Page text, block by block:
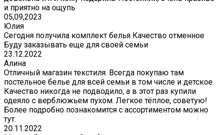
и приятно на ощупь
05,09,2023
Юлия
Сегодня получила комплект белья Качество отменное
Буду заказывать еще для своей семьи
23.12.2022
Алина
Отличный магазин текстиля. Всегда покупаю там
постельное белье для всей семьи в том числе и детское.
Качество никогда не подводило, а в этот раз купили
одеяло с верблюжьем пухом. Легкое тёплое, советую!
Более подробно познакомится с ассортиментом можно
тут.
20.11.2022